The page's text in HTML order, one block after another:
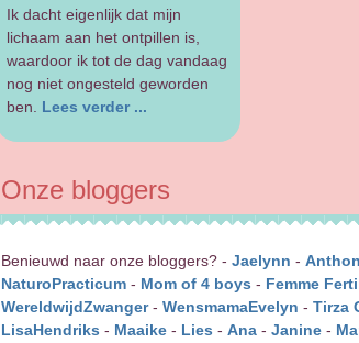
Ik dacht eigenlijk dat mijn
lichaam aan het ontpillen is,
waardoor ik tot de dag vandaag
nog niet ongesteld geworden
ben. Lees verder ...
Onze bloggers
Benieuwd naar onze bloggers? - Jaelynn -
NaturoPracticum - Mom of 4 boys - Femme
WereldwijdZwanger- WensmamaEvelyn - Tirza
LisaHendriks - Maaike - Lies - Ana - Janine -